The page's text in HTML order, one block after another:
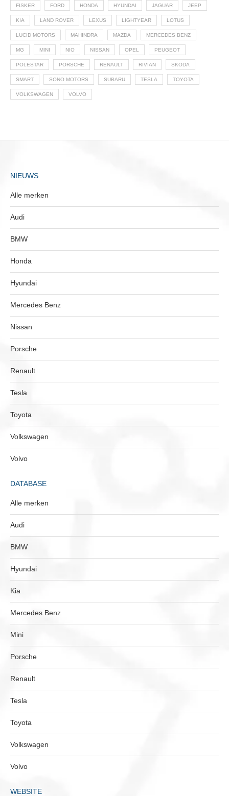
FISKER FORD HONDA HYUNDAI JAGUAR JEEP
KIA LAND ROVER LEXUS LIGHTYEAR LOTUS
LUCID MOTORS MAHINDRA MAZDA MERCEDES BENZ
MG MINI NIO NISSAN OPEL PEUGEOT
POLESTAR PORSCHE RENAULT RIVIAN SKODA
SMART SONO MOTORS SUBARU TESLA TOYOTA
VOLKSWAGEN VOLVO
NIEUWS
Alle merken
Audi
BMW
Honda
Hyundai
Mercedes Benz
Nissan
Porsche
Renault
Tesla
Toyota
Volkswagen
Volvo
DATABASE
Alle merken
Audi
BMW
Hyundai
Kia
Mercedes Benz
Mini
Porsche
Renault
Tesla
Toyota
Volkswagen
Volvo
WEBSITE